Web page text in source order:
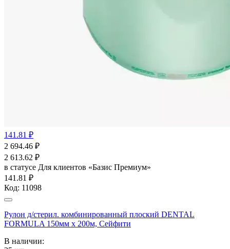
141.81 ₽
2 694.46 ₽
2 613.62 ₽
в статусе Для клиентов «Базис Премиум»
141.81 ₽
Код: 11098
Рулон д/стерил. комбинированный плоский DENTAL
FORMULA 150мм х 200м, Сейфити
В наличии: